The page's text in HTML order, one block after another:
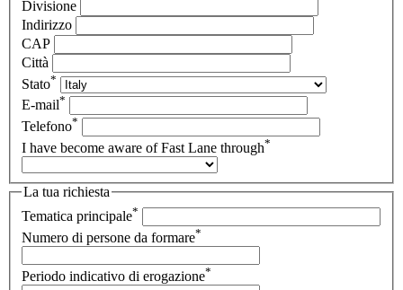
Divisione
Indirizzo
CAP
Città
Stato*
E-mail*
Telefono*
I have become aware of Fast Lane through*
La tua richiesta
Tematica principale*
Numero di persone da formare*
Periodo indicativo di erogazione*